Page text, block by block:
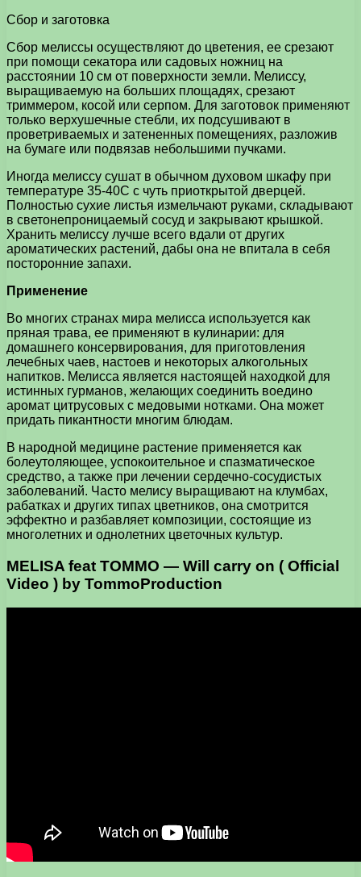
Сбор и заготовка
Сбор мелиссы осуществляют до цветения, ее срезают
при помощи секатора или садовых ножниц на
расстоянии 10 см от поверхности земли. Мелиссу,
выращиваемую на больших площадях, срезают
триммером, косой или серпом. Для заготовок применяют
только верхушечные стебли, их подсушивают в
проветриваемых и затененных помещениях, разложив
на бумаге или подвязав небольшими пучками.
Иногда мелиссу сушат в обычном духовом шкафу при
температуре 35-40С с чуть приоткрытой дверцей.
Полностью сухие листья измельчают руками, складывают
в светонепроницаемый сосуд и закрывают крышкой.
Хранить мелиссу лучше всего вдали от других
ароматических растений, дабы она не впитала в себя
посторонние запахи.
Применение
Во многих странах мира мелисса используется как
пряная трава, ее применяют в кулинарии: для
домашнего консервирования, для приготовления
лечебных чаев, настоев и некоторых алкогольных
напитков. Мелисса является настоящей находкой для
истинных гурманов, желающих соединить воедино
аромат цитрусовых с медовыми нотками. Она может
придать пикантности многим блюдам.
В народной медицине растение применяется как
болеутоляющее, успокоительное и спазматическое
средство, а также при лечении сердечно-сосудистых
заболеваний. Часто мелису выращивают на клумбах,
рабатках и других типах цветников, она смотрится
эффектно и разбавляет композиции, состоящие из
многолетних и однолетних цветочных культур.
MELISA feat TOMMO — Will carry on ( Official
Video ) by TommoProduction